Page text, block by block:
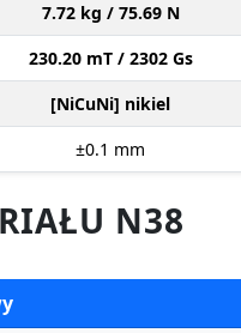
7.72 kg / 75.69 N
230.20 mT / 2302 Gs
[NiCuNi] nikiel
±0.1 mm
N38